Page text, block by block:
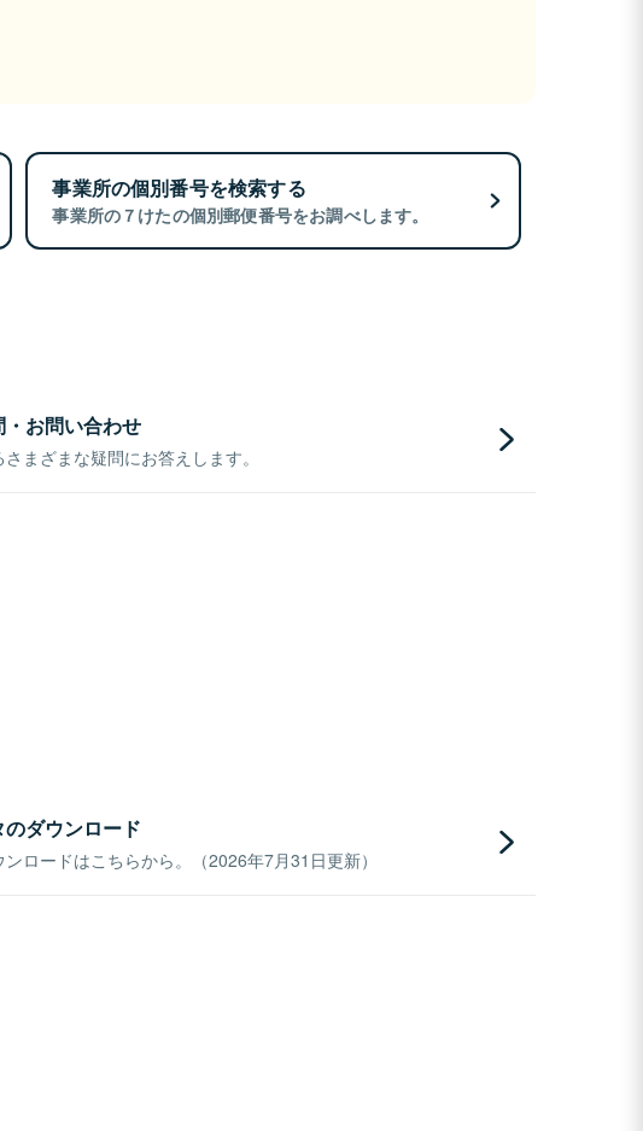
事業所の個別番号を検索する
事業所の７けたの個別郵便番号をお調べします。
お問い合わせ
まざまな疑問にお答えします。
ダウンロード
ロードはこちらから。（2026年7月31日更新）